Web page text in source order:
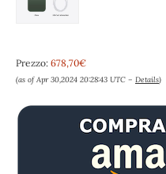
Prezzo: 678,70€
(as of Apr 30,2024 20:28:43 UTC – Details)